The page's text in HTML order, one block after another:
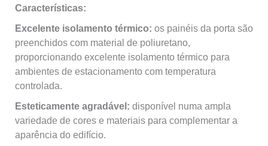
Características:
Excelente isolamento térmico: os painéis da porta são
preenchidos com material de poliuretano,
proporcionando excelente isolamento térmico para
ambientes de estacionamento com temperatura
controlada.
Esteticamente agradável: disponível numa ampla
variedade de cores e materiais para complementar a
aparência do edifício.